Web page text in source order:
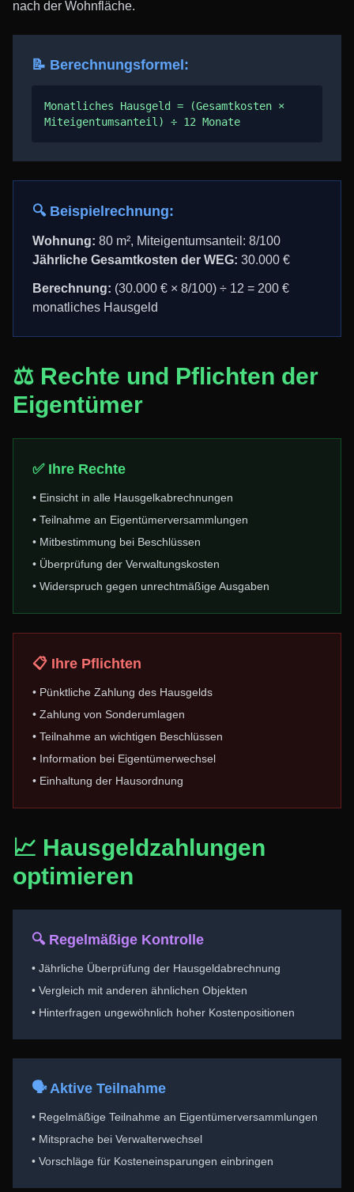
nach der Wohnfläche.
📝 Berechnungsformel:
Monatliches Hausgeld = (Gesamtkosten ×
Miteigentumsanteil) ÷ 12 Monate
🔍 Beispielrechnung:
Wohnung: 80 m², Miteigentumsanteil: 8/100
Jährliche Gesamtkosten der WEG: 30.000 €
Berechnung: (30.000 € × 8/100) ÷ 12 = 200 €
monatliches Hausgeld
⚖️ Rechte und Pflichten der
Eigentümer
✅ Ihre Rechte
• Einsicht in alle Hausgelkabrechnungen
• Teilnahme an Eigentümerversammlungen
• Mitbestimmung bei Beschlüssen
• Überprüfung der Verwaltungskosten
• Widerspruch gegen unrechtmäßige Ausgaben
📋 Ihre Pflichten
• Pünktliche Zahlung des Hausgelds
• Zahlung von Sonderumlagen
• Teilnahme an wichtigen Beschlüssen
• Information bei Eigentümerwechsel
• Einhaltung der Hausordnung
📈 Hausgeldzahlungen
optimieren
🔍 Regelmäßige Kontrolle
• Jährliche Überprüfung der Hausgeldabrechnung
• Vergleich mit anderen ähnlichen Objekten
• Hinterfragen ungewöhnlich hoher Kostenpositionen
🗣️ Aktive Teilnahme
• Regelmäßige Teilnahme an Eigentümerversammlungen
• Mitsprache bei Verwalterwechsel
• Vorschläge für Kosteneinsparungen einbringen